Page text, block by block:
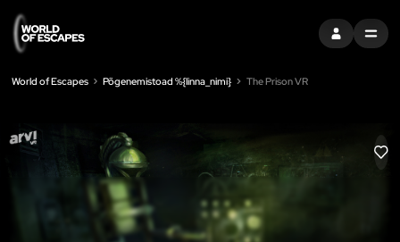
LOGI SISSEMENU
World of Escapes Põgenemistoad %{linna_nimi} The Prison VR
LIKE